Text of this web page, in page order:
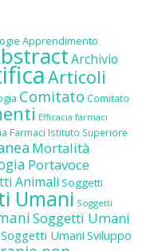
Apprendimento
Archivio
Articoli
Comitato Comitato
Efficacia farmaci
Farmaci Istituto Superiore
Mortalità
Portavoce
Animali Soggetti
Umani Soggetti
Soggetti Umani
Soggetti Umani Sviluppo